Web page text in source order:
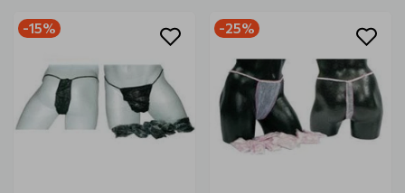
-15% -25%